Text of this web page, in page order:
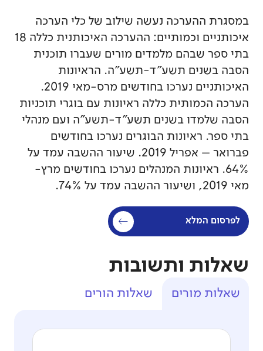
במסגרת ההערכה נעשה שילוב של כלי הערכה
איכותניים וכמותיים: ההערכה האיכותנית כללה 18
בתי ספר שבהם מלמדים מורים שעברו תוכנית
הסבה בשנים תשע"ד-תשע"ה. הראיונות
האיכותניים נערכו בחודשים מרס-מאי 2019.
הערכה הכמותית כללה ראיונות עם בוגרי תוכניות
הסבה שלמדו בשנים תשע"ד-תשע"ה ועם מנהלי
בתי ספר. ראיונות הבוגרים נערכו בחודשים
פברואר – אפריל 2019. שיעור ההשבה עמד על
64%. ראיונות המנהלים נערכו בחודשים מרץ-
מאי 2019, ושיעור ההשבה עמד על 74%.
לפרסום המלא
שאלות ותשובות
שאלות מורים שאלות הורים